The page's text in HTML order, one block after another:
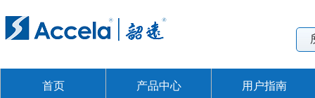
首页 产品中心 用户指南